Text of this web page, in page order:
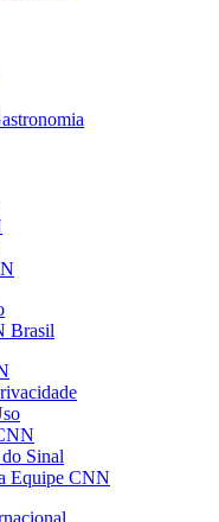
Brasil
Sinal
Equipe CNN